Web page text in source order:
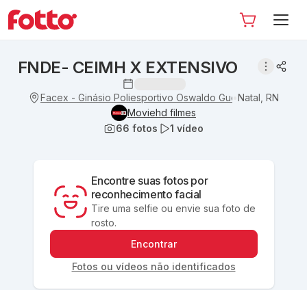
FNDE- CEIMH X EXTENSIVO
Facex - Ginásio Poliesportivo Oswaldo Guedes de
Natal, RN
Moviehd filmes
66 fotos 1 vídeo
Encontre suas fotos por
reconhecimento facial
Tire uma selfie ou envie sua foto de
rosto.
Encontrar
Fotos ou vídeos não identificados